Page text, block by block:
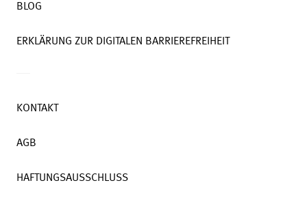
BLOG
ERKLÄRUNG ZUR DIGITALEN BARRIEREFREIHEIT
KONTAKT
AGB
HAFTUNGSAUSSCHLUSS